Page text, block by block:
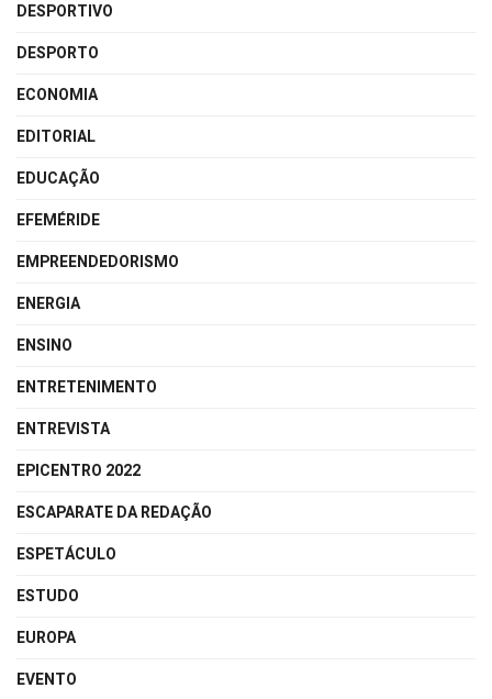
DESPORTIVO
DESPORTO
ECONOMIA
EDITORIAL
EDUCAÇÃO
EFEMÉRIDE
EMPREENDEDORISMO
ENERGIA
ENSINO
ENTRETENIMENTO
ENTREVISTA
EPICENTRO 2022
ESCAPARATE DA REDAÇÃO
ESPETÁCULO
ESTUDO
EUROPA
EVENTO